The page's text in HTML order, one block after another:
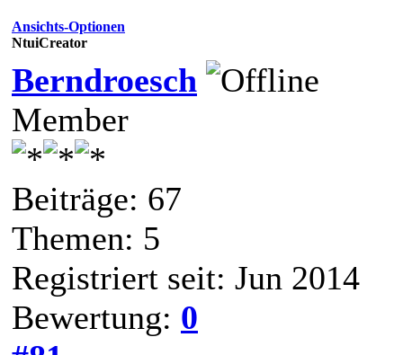
Ansichts-Optionen
NtuiCreator
Berndroesch
Member
Beiträge: 67
Themen: 5
Registriert seit: Jun 2014
Bewertung: 0